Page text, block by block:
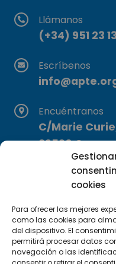
cookies
Para ofrecer las mejores
como las cookies para
del dispositivo. El
permitirá procesar datos
navegación o las
Llámanos
(+34) 951 23
Escríbenos
Encuéntranos
C/Marie
29590
Suscríbete